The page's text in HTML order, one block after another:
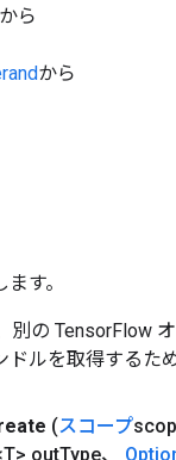
から
から
す。
の TensorFlow
ルを取得するた
(スコープ
outType、